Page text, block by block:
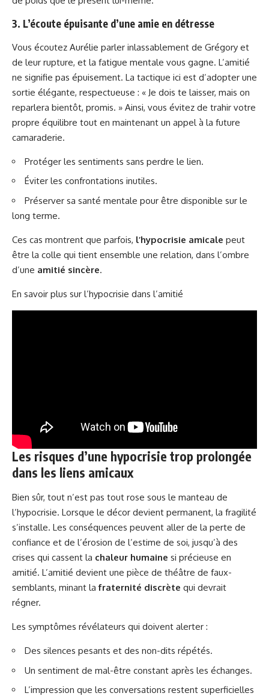
3. L’écoute épuisante d’une amie en détresse
Vous écoutez Aurélie parler inlassablement de Grégory et
de leur rupture, et la fatigue mentale vous gagne. L’amitié
ne signifie pas épuisement. La tactique ici est d’adopter une
sortie élégante, respectueuse : « Je dois te laisser, mais on
reparlera bientôt, promis. » Ainsi, vous évitez de trahir votre
propre équilibre tout en maintenant un appel à la future
camaraderie.
Protéger les sentiments sans perdre le lien.
Éviter les confrontations inutiles.
Préserver sa santé mentale pour être disponible sur le
long terme.
Ces cas montrent que parfois, l’hypocrisie amicale peut
être la colle qui tient ensemble une relation, dans l’ombre
d’une amitié sincère.
En savoir plus sur l’hypocrisie dans l’amitié
Les risques d’une hypocrisie trop prolongée
dans les liens amicaux
Bien sûr, tout n’est pas tout rose sous le manteau de
l’hypocrisie. Lorsque le décor devient permanent, la fragilité
s’installe. Les conséquences peuvent aller de la perte de
confiance et de l’érosion de l’estime de soi, jusqu’à des
crises qui cassent la chaleur humaine si précieuse en
amitié. L’amitié devient une pièce de théâtre de faux-
semblants, minant lafraternité discrète qui devrait
régner.
Les symptômes révélateurs qui doivent alerter :
Des silences pesants et des non-dits répétés.
Un sentiment de mal-être constant après les échanges.
L’impression que les conversations restent superficielles